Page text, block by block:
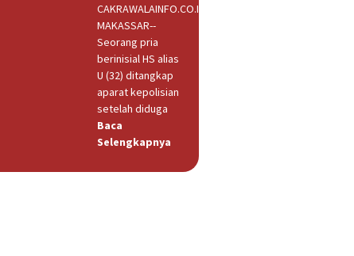
CAKRAWALAINFO.CO.ID,
MAKASSAR--
Seorang pria
berinisial HS alias
U (32) ditangkap
aparat kepolisian
setelah diduga
Baca
Selengkapnya